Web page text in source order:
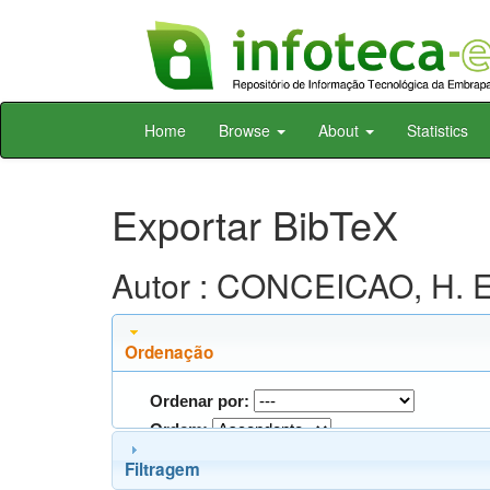
Skip
Home Browse About Statistics
Exportar BibTeX
Autor : CONCEICAO, H.
Ordenação
Ordenar por:
Ordem:
Filtragem